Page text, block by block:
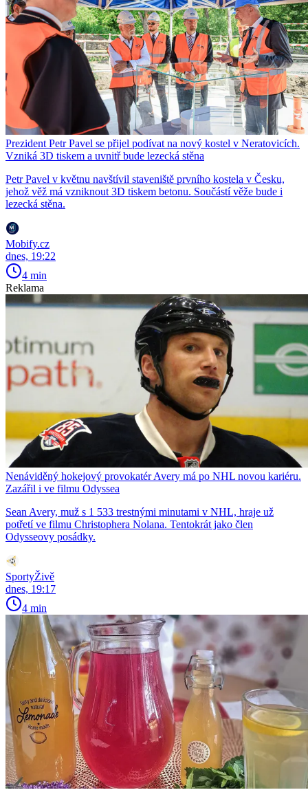
Prezident Petr Pavel se přijel podívat na nový kostel v Neratovicích.
Vzniká 3D tiskem a uvnitř bude lezecká stěna
Petr Pavel v květnu navštívil staveniště prvního kostela v Česku,
jehož věž má vzniknout 3D tiskem betonu. Součástí věže bude i
lezecká stěna.
Mobify.cz
dnes, 19:22
4 min
Reklama
Nenáviděný hokejový provokatér Avery má po NHL novou kariéru.
Zazářil i ve filmu Odyssea
Sean Avery, muž s 1 533 trestnými minutami v NHL, hraje už
potřetí ve filmu Christophera Nolana. Tentokrát jako člen
Odysseovy posádky.
SportyŽivě
dnes, 19:17
4 min